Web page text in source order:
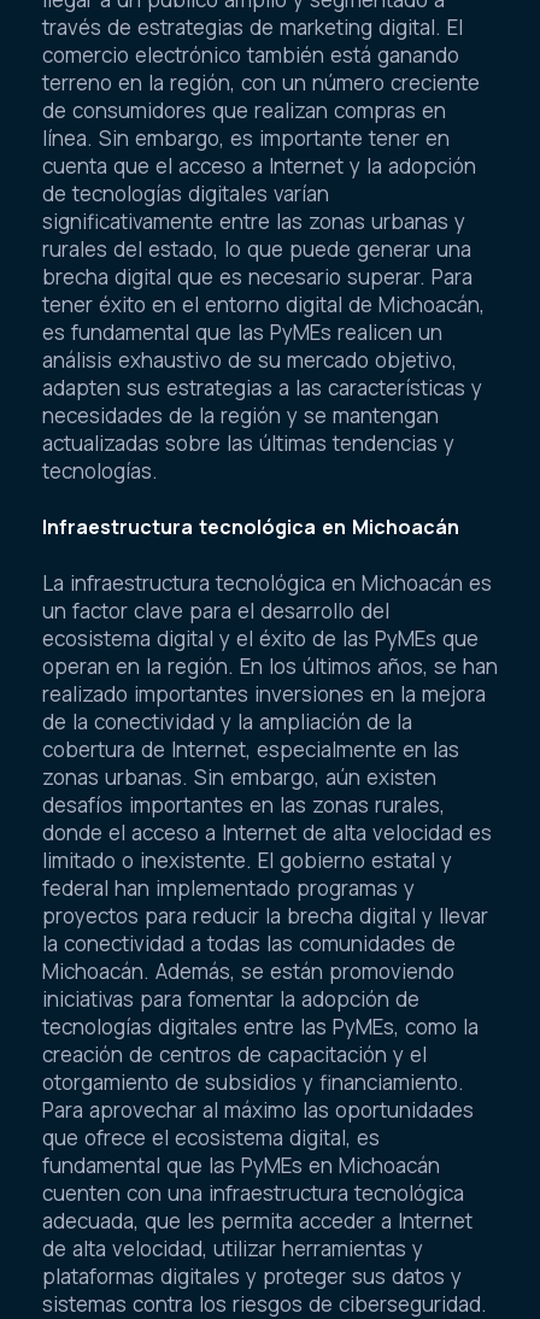
través de estrategias de marketing digital. El
comercio electrónico también está ganando
terreno en la región, con un número creciente
de consumidores que realizan compras en
línea. Sin embargo, es importante tener en
cuenta que el acceso a Internet y la adopción
de tecnologías digitales varían
significativamente entre las zonas urbanas y
rurales del estado, lo que puede generar una
brecha digital que es necesario superar. Para
tener éxito en el entorno digital de Michoacán,
es fundamental que las PyMEs realicen un
análisis exhaustivo de su mercado objetivo,
adapten sus estrategias a las características y
necesidades de la región y se mantengan
actualizadas sobre las últimas tendencias y
tecnologías.
Infraestructura tecnológica en Michoacán
La infraestructura tecnológica en Michoacán es
un factor clave para el desarrollo del
ecosistema digital y el éxito de las PyMEs que
operan en la región. En los últimos años, se han
realizado importantes inversiones en la mejora
de la conectividad y la ampliación de la
cobertura de Internet, especialmente en las
zonas urbanas. Sin embargo, aún existen
desafíos importantes en las zonas rurales,
donde el acceso a Internet de alta velocidad es
limitado o inexistente. El gobierno estatal y
federal han implementado programas y
proyectos para reducir la brecha digital y llevar
la conectividad a todas las comunidades de
Michoacán. Además, se están promoviendo
iniciativas para fomentar la adopción de
tecnologías digitales entre las PyMEs, como la
creación de centros de capacitación y el
otorgamiento de subsidios y financiamiento.
Para aprovechar al máximo las oportunidades
que ofrece el ecosistema digital, es
fundamental que las PyMEs en Michoacán
cuenten con una infraestructura tecnológica
adecuada, que les permita acceder a Internet
de alta velocidad, utilizar herramientas y
plataformas digitales y proteger sus datos y
sistemas contra los riesgos de ciberseguridad.